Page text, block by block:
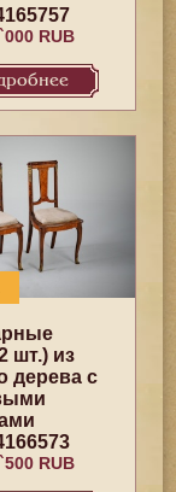
RUB
шт.) из
дерева с
RUB